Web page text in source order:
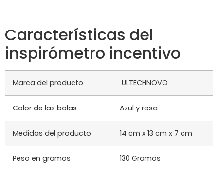
Características del
inspirómetro incentivo
Marca del producto ULTECHNOVO
Color de las bolas Azul y rosa
Medidas del producto 14 cm x 13 cm x 7 cm
Peso en gramos 130 Gramos